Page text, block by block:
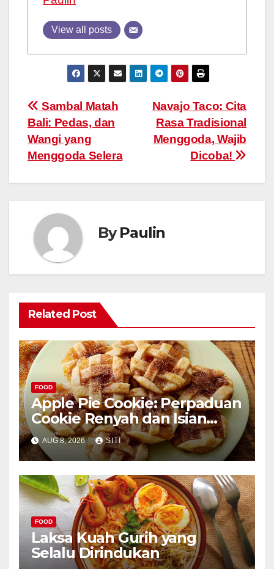
View all posts
Post
navigation
Navajo Taco: Cita
Rasa Tradisional
Menggoda, Wajib
Dicoba!
Sambal Matah
Bali: Pedas, dan
Wangi yang
Menggoda Selera
ByPaulin
Related Post
FOOD
Apple Pie Cookie: Perpaduan
Cookie Renyah dan Isian
Apel
AUG 8, 2026 SITI
FOOD
Laksa Kuah Gurih yang
Selalu Dirindukan